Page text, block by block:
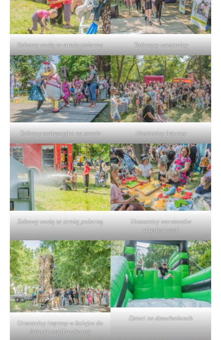
Zabawy wodą ze strażą pożarną Tańczący uczestnicy
Zabawy animacyjne na scenie Uczestnicy imprezy
Zabawy wodą ze strażą pożarną
Uczestnicy warsztatów
artystycznych
Uczestnicy imprezy w kolejce do
ścianki wspinaczkowej
Dzieci na dmuchańcach